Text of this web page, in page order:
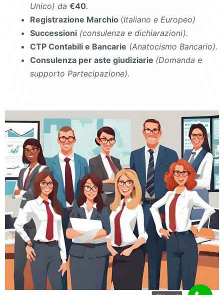
Unico) da €40.
Registrazione Marchio (Italiano e Europeo)
Successioni (consulenza e dichiarazioni).
CTP Contabili e Bancarie (Anatocismo Bancario).
Consulenza per aste giudiziarie (Domanda e
supporto Partecipazione).